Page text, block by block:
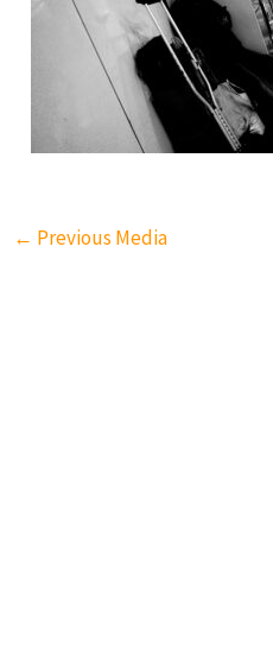
← Previous Media